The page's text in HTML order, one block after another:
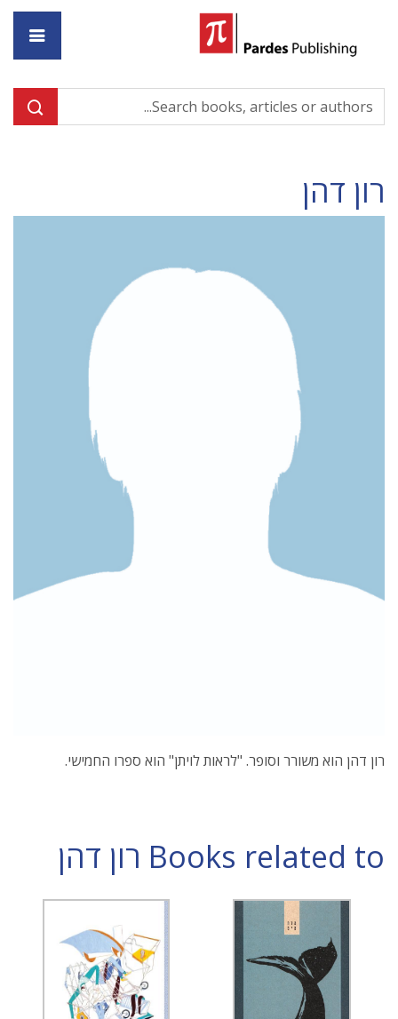
רון דהן
רון דהן הוא משורר וסופר. "לראות לויתן" הוא ספרו החמישי.
Books related to רון דהן